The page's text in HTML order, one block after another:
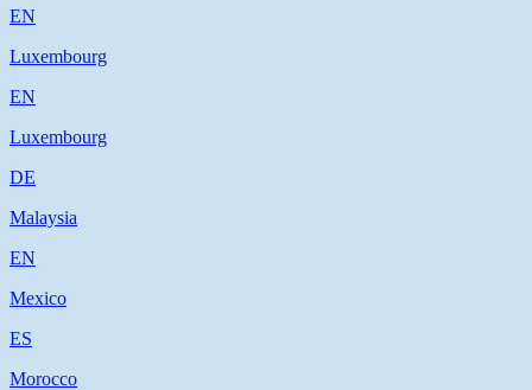
EN
Luxembourg
EN
Luxembourg
DE
Malaysia
EN
Mexico
ES
Morocco